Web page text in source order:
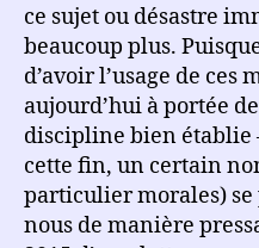
ce sujet ou désastre
beaucoup plus.
d’avoir l’usage de ces
aujourd’hui à portée
discipline bien établie
cette fin, un certain
particulier morales) se
nous de manière